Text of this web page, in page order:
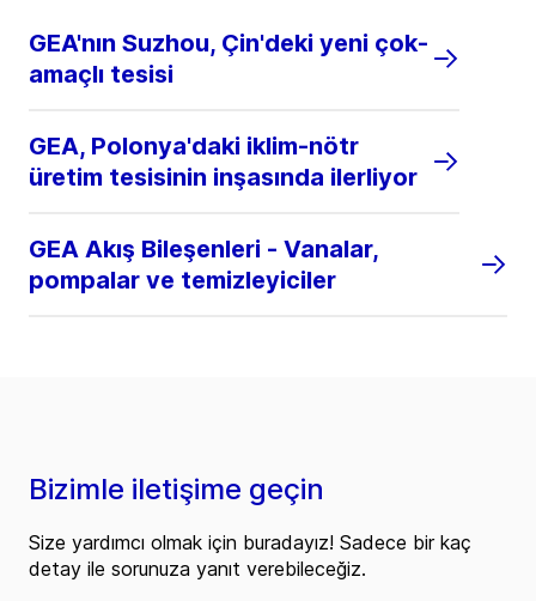
GEA'nın Suzhou, Çin'deki yeni çok-
amaçlı tesisi
GEA, Polonya'daki iklim-nötr
üretim tesisinin inşasında ilerliyor
GEA Akış Bileşenleri - Vanalar,
pompalar ve temizleyiciler
Bizimle iletişime geçin
Size yardımcı olmak için buradayız! Sadece bir kaç
detay ile sorunuza yanıt verebileceğiz.